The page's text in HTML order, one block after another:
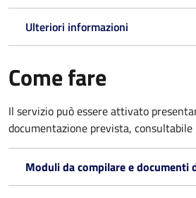
Ulteriori informazioni
Come fare
Il servizio può essere attivato
documentazione prevista, consultabile
Moduli da compilare e documenti